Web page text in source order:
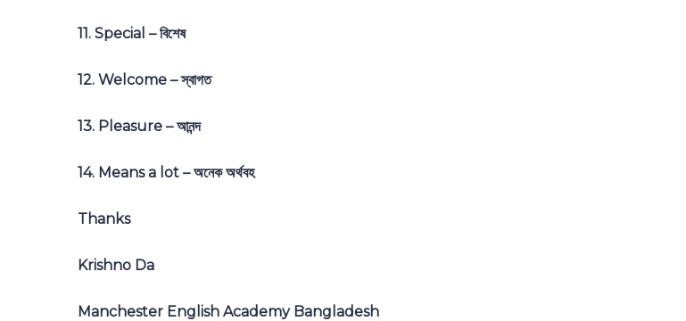
11. Special – বিশেষ
12. Welcome – স্বাগত
13. Pleasure – আনন্দ
14. Means a lot – অনেক অর্থবহ
Thanks
Krishno Da
Manchester English Academy Bangladesh